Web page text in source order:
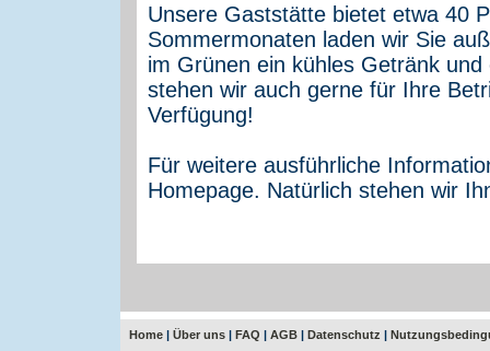
Unsere Gaststätte bietet etwa 40
Sommermonaten laden wir Sie
im Grünen ein kühles Getränk
stehen wir auch gerne für Ihre
Verfügung!
Für weitere ausführliche
Homepage. Natürlich stehen wir
Home | Über uns | FAQ | AGB | Datenschutz |